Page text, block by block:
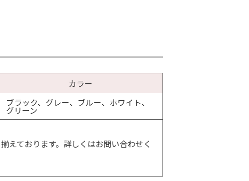
カラー
ブラック、グレー、ブルー、ホワイト、
グリーン
えております。詳しくはお問い合わせく